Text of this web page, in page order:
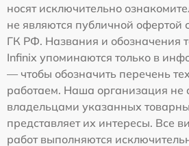
носят исключительно
не являются публичной офертой
ГК РФ. Названия и обозначения
Infinix упоминаются только в
— чтобы обозначить перечень
работаем. Наша организация
владельцами указанных
представляет их интересы. Все
работ выполняются